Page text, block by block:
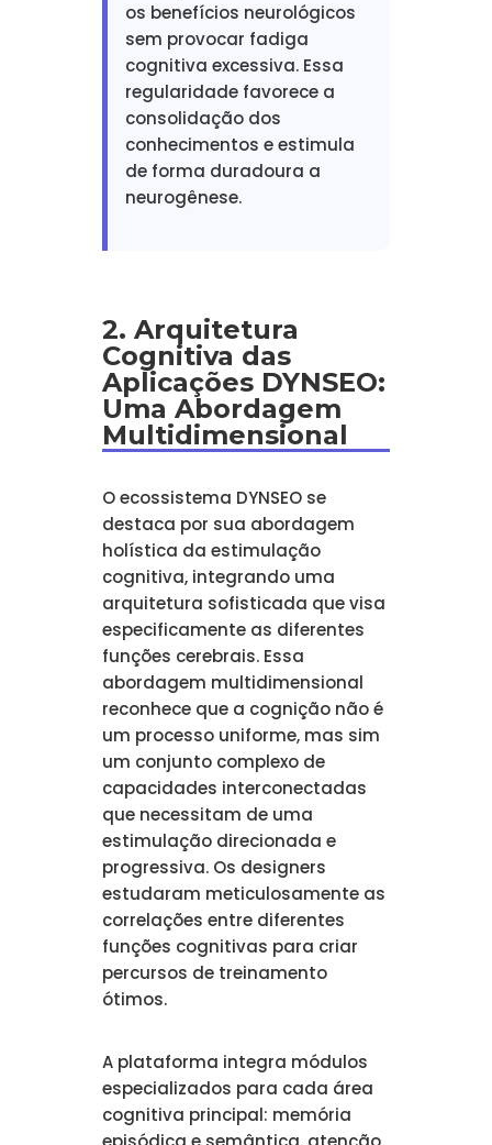
os benefícios neurológicos
sem provocar fadiga
cognitiva excessiva. Essa
regularidade favorece a
consolidação dos
conhecimentos e estimula
de forma duradoura a
neurogênese.
2. Arquitetura
Cognitiva das
Aplicações DYNSEO:
Uma Abordagem
Multidimensional
O ecossistema DYNSEO se
destaca por sua abordagem
holística da estimulação
cognitiva, integrando uma
arquitetura sofisticada que visa
especificamente as diferentes
funções cerebrais. Essa
abordagem multidimensional
reconhece que a cognição não é
um processo uniforme, mas sim
um conjunto complexo de
capacidades interconectadas
que necessitam de uma
estimulação direcionada e
progressiva. Os designers
estudaram meticulosamente as
correlações entre diferentes
funções cognitivas para criar
percursos de treinamento
ótimos.
A plataforma integra módulos
especializados para cada área
cognitiva principal: memória